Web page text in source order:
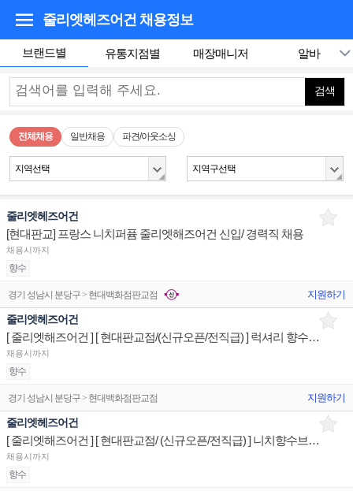
줄리엣헤즈어건 채용정보
브랜드별 유통지점별 매장매니저 알바
검색
전체채용 일반채용 파견/아웃소싱
지역선택 지역구선택
줄리엣헤즈어건
[현대판교] 프랑스 니치퍼퓸 줄리엣해즈어건 신입/ 경력직 채용
채용시까지
향수
경기 성남시 분당구 > 현대백화점판교점 지원하기
줄리엣헤즈어건
[ 줄리엣해즈어건 ] [ 현대판교점/(신규오픈/전직급) ] 럭셔리 향수브랜드 매장/판매서비스 매장전문직원
채용시까지
향수
경기 성남시 분당구 > 현대백화점판교점 지원하기
줄리엣헤즈어건
[ 줄리엣해즈어건 ] [ 현대판교점/ (신규오픈/전직급) ] 니치향수브랜드 상품/매장서비스 판매전문직원
채용시까지
향수